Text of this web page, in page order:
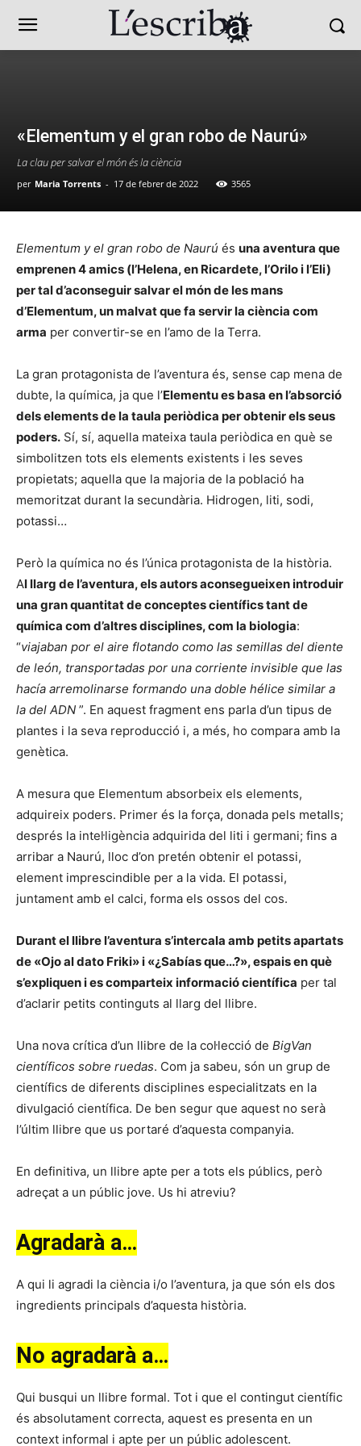
«Elementum y el gran robo de Naurú»
La clau per salvar el món és la ciència
per Maria Torrents - 17 de febrer de 2022 3565
Elementum y el gran robo de Naurú és una aventura que
emprenen 4 amics (l’Helena, en Ricardete, l’Orilo i l’Eli)
per tal d’aconseguir salvar el món de les mans
d’Elementum, un malvat que fa servir la ciència com
arma per convertir-se en l’amo de la Terra.
La gran protagonista de l’aventura és, sense cap mena de
dubte, la química, ja que l’Elementu es basa en l’absorció
dels elements de la taula periòdica per obtenir els seus
poders. Sí, sí, aquella mateixa taula periòdica en què se
simbolitzen tots els elements existents i les seves
propietats; aquella que la majoria de la població ha
memoritzat durant la secundària. Hidrogen, liti, sodi,
potassi…
Però la química no és l’única protagonista de la història.
Al llarg de l’aventura, els autors aconsegueixen introduir
una gran quantitat de conceptes científics tant de
química com d’altres disciplines, com la biologia:
“viajaban por el aire flotando como las semillas del diente
de león, transportadas por una corriente invisible que las
hacía arremolinarse formando una doble hélice similar a
la del ADN ”. En aquest fragment ens parla d’un tipus de
plantes i la seva reproducció i, a més, ho compara amb la
genètica.
A mesura que Elementum absorbeix els elements,
adquireix poders. Primer és la força, donada pels metalls;
després la intel·ligència adquirida del liti i germani; fins a
arribar a Naurú, lloc d’on pretén obtenir el potassi,
element imprescindible per a la vida. El potassi,
juntament amb el calci, forma els ossos del cos.
Durant el llibre l’aventura s’intercala amb petits apartats
de «Ojo al dato Friki» i «¿Sabías que…?», espais en què
s’expliquen i es comparteix informació científica per tal
d’aclarir petits continguts al llarg del llibre.
Una nova crítica d’un llibre de la col·lecció de BigVan
científicos sobre ruedas. Com ja sabeu, són un grup de
científics de diferents disciplines especialitzats en la
divulgació científica. De ben segur que aquest no serà
l’últim llibre que us portaré d’aquesta companyia.
En definitiva, un llibre apte per a tots els públics, però
adreçat a un públic jove. Us hi atreviu?
Agradarà a…
A qui li agradi la ciència i/o l’aventura, ja que són els dos
ingredients principals d’aquesta història.
No agradarà a…
Qui busqui un llibre formal. Tot i que el contingut científic
és absolutament correcta, aquest es presenta en un
context informal i apte per un públic adolescent.